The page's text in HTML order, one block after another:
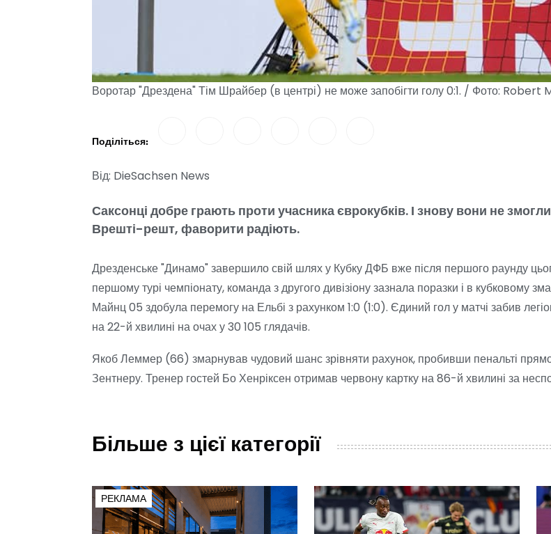
Воротар "Дрездена" Тім Шрайбер (в центрі) не може запобігти голу 0:1. / Фото:
Поділіться:
Від: DieSachsen News
Саксонці добре грають проти учасника єврокубків. І знову вони не
Врешті-решт, фаворити радіють.
Дрезденське "Динамо" завершило свій шлях у Кубку ДФБ вже після першого раунду
першому турі чемпіонату, команда з другого дивізіону зазнала поразки і в кубковому
Майнц 05 здобула перемогу на Ельбі з рахунком 1:0 (1:0). Єдиний гол у матчі забив
на 22-й хвилині на очах у 30 105 глядачів.
Якоб Леммер (66) змарнував чудовий шанс зрівняти рахунок, пробивши пенальті прямо
Зентнеру. Тренер гостей Бо Хенріксен отримав червону картку на 86-й хвилині за
Більше з цієї категорії
РЕКЛАМА